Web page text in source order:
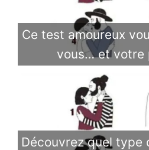
Ce test amoureux
vous… et votre
Découvrez quel type